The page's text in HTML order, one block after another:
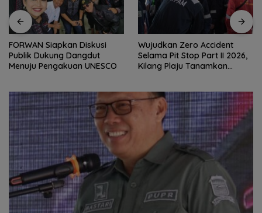
FORWAN Siapkan Diskusi
Publik Dukung Dangdut
Menuju Pengakuan UNESCO
Wujudkan Zero Accident
Selama Pit Stop Part II 2026,
Kilang Plaju Tanamkan